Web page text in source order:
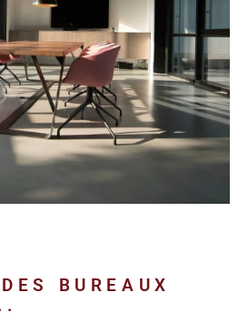
BUREAUX